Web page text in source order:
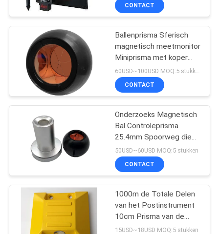
CONTACT
Ballenprisma Sferisch
magnetisch meetmonitor
Miniprisma met koper
gecoate houder
CONTACT
Onderzoeks Magnetisch
Bal Controleprisma
25.4mm Spoorweg die
Prisma meten
50USD~60USD MOQ:5 stukken
CONTACT
1000m de Totale Delen
van het Postinstrument
10cm Prisma van de
Metaal Vierkant Weg
15USD~18USD MOQ:5 stukken